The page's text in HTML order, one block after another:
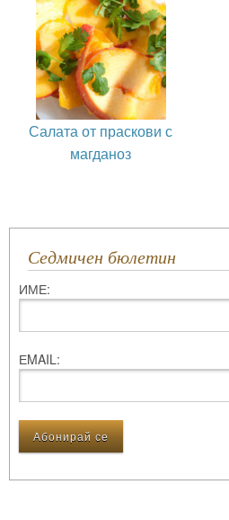
Салата от праскови с
магданоз
Седмичен бюлетин
ИМЕ:
ЕMAIL: